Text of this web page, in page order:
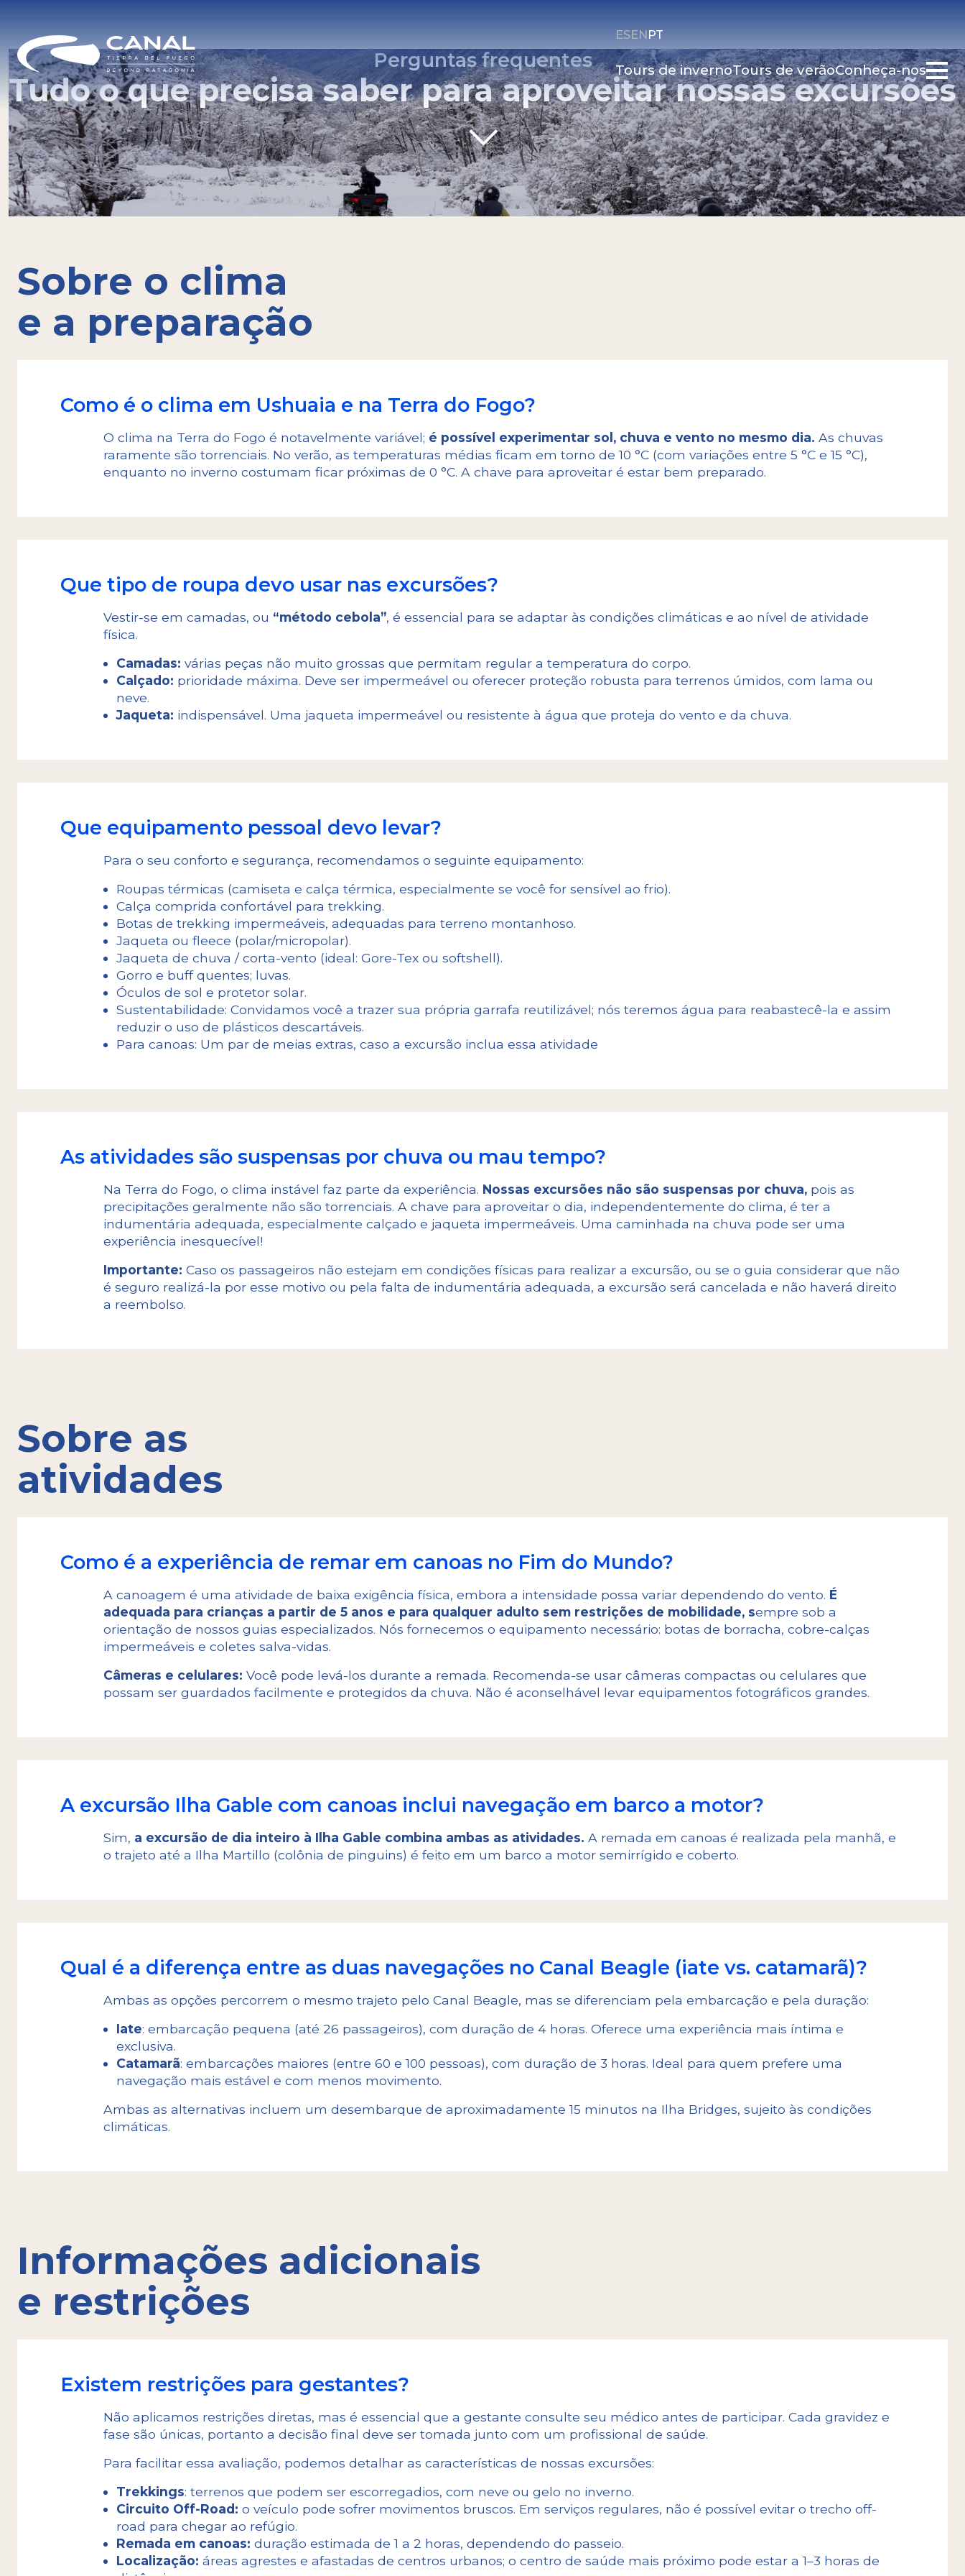
ESENPT
Tours de invernoTours de verãoConheça-nos
Perguntas frequentes
Tudo o que precisa saber para aproveitar nossas excursões
Sobre o clima e a preparação Sobre as atividades Informações adicionais e restrições·Termos e condições do contrato
Sobre o clima
e a preparação
Como é o clima em Ushuaia e na Terra do Fogo?
O clima na Terra do Fogo é notavelmente variável; é possível experimentar sol, chuva e vento no mesmo dia. As chuvas
raramente são torrenciais. No verão, as temperaturas médias ficam em torno de 10 °C (com variações entre 5 °C e 15 °C),
enquanto no inverno costumam ficar próximas de 0 °C. A chave para aproveitar é estar bem preparado.
Que tipo de roupa devo usar nas excursões?
Vestir-se em camadas, ou “método cebola”, é essencial para se adaptar às condições climáticas e ao nível de atividade
física.
Camadas: várias peças não muito grossas que permitam regular a temperatura do corpo.
Calçado: prioridade máxima. Deve ser impermeável ou oferecer proteção robusta para terrenos úmidos, com lama ou
neve.
Jaqueta: indispensável. Uma jaqueta impermeável ou resistente à água que proteja do vento e da chuva.
Que equipamento pessoal devo levar?
Para o seu conforto e segurança, recomendamos o seguinte equipamento:
Roupas térmicas (camiseta e calça térmica, especialmente se você for sensível ao frio).
Calça comprida confortável para trekking.
Botas de trekking impermeáveis, adequadas para terreno montanhoso.
Jaqueta ou fleece (polar/micropolar).
Jaqueta de chuva / corta-vento (ideal: Gore-Tex ou softshell).
Gorro e buff quentes; luvas.
Óculos de sol e protetor solar.
Sustentabilidade: Convidamos você a trazer sua própria garrafa reutilizável; nós teremos água para reabastecê-la e assim
reduzir o uso de plásticos descartáveis.
Para canoas: Um par de meias extras, caso a excursão inclua essa atividade
As atividades são suspensas por chuva ou mau tempo?
Na Terra do Fogo, o clima instável faz parte da experiência. Nossas excursões não são suspensas por chuva, pois as
precipitações geralmente não são torrenciais. A chave para aproveitar o dia, independentemente do clima, é ter a
indumentária adequada, especialmente calçado e jaqueta impermeáveis. Uma caminhada na chuva pode ser uma
experiência inesquecível!
Importante: Caso os passageiros não estejam em condições físicas para realizar a excursão, ou se o guia considerar que não
é seguro realizá-la por esse motivo ou pela falta de indumentária adequada, a excursão será cancelada e não haverá direito
a reembolso.
Sobre as
atividades
Como é a experiência de remar em canoas no Fim do Mundo?
A canoagem é uma atividade de baixa exigência física, embora a intensidade possa variar dependendo do vento. É
adequada para crianças a partir de 5 anos e para qualquer adulto sem restrições de mobilidade, sempre sob a
orientação de nossos guias especializados. Nós fornecemos o equipamento necessário: botas de borracha, cobre-calças
impermeáveis e coletes salva-vidas.
Câmeras e celulares: Você pode levá-los durante a remada. Recomenda-se usar câmeras compactas ou celulares que
possam ser guardados facilmente e protegidos da chuva. Não é aconselhável levar equipamentos fotográficos grandes.
A excursão Ilha Gable com canoas inclui navegação em barco a motor?
Sim, a excursão de dia inteiro à Ilha Gable combina ambas as atividades. A remada em canoas é realizada pela manhã, e
o trajeto até a Ilha Martillo (colônia de pinguins) é feito em um barco a motor semirrígido e coberto.
Qual é a diferença entre as duas navegações no Canal Beagle (iate vs. catamarã)?
Ambas as opções percorrem o mesmo trajeto pelo Canal Beagle, mas se diferenciam pela embarcação e pela duração:
Iate: embarcação pequena (até 26 passageiros), com duração de 4 horas. Oferece uma experiência mais íntima e
exclusiva.
Catamarã: embarcações maiores (entre 60 e 100 pessoas), com duração de 3 horas. Ideal para quem prefere uma
navegação mais estável e com menos movimento.
Ambas as alternativas incluem um desembarque de aproximadamente 15 minutos na Ilha Bridges, sujeito às condições
climáticas.
Informações adicionais
e restrições
Existem restrições para gestantes?
Não aplicamos restrições diretas, mas é essencial que a gestante consulte seu médico antes de participar. Cada gravidez e
fase são únicas, portanto a decisão final deve ser tomada junto com um profissional de saúde.
Para facilitar essa avaliação, podemos detalhar as características de nossas excursões:
Trekkings: terrenos que podem ser escorregadios, com neve ou gelo no inverno.
Circuito Off-Road: o veículo pode sofrer movimentos bruscos. Em serviços regulares, não é possível evitar o trecho off-
road para chegar ao refúgio.
Remada em canoas: duração estimada de 1 a 2 horas, dependendo do passeio.
Localização: áreas agrestes e afastadas de centros urbanos; o centro de saúde mais próximo pode estar a 1–3 horas de